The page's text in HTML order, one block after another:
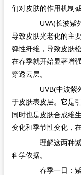
们对皮肤的作用机制
UVA(长波紫外
导致皮肤光老化的主
弹性纤维，导致皮肤
在春季就开始显著增
穿透云层。
UVB(中波紫外
于皮肤表皮层。它是
同时也是皮肤合成维
变化和季节性变化，
理解这两种紫
科学依据。
春季一日：紫